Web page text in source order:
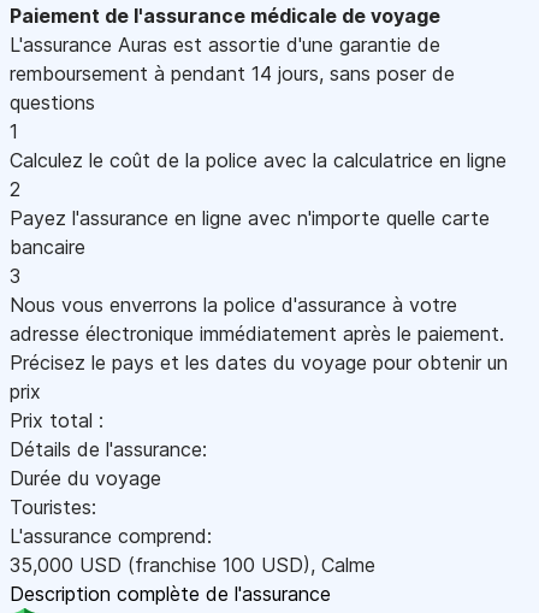
Paiement de l'assurance médicale de voyage
L'assurance Auras est assortie d'une garantie de
remboursement à pendant 14 jours, sans poser de
questions
1
Calculez le coût de la police avec la calculatrice en ligne
2
Payez l'assurance en ligne avec n'importe quelle carte
bancaire
3
Nous vous enverrons la police d'assurance à votre
adresse électronique immédiatement après le paiement.
Précisez le pays et les dates du voyage pour obtenir un
prix
Prix total :
Détails de l'assurance:
Durée du voyage
Touristes:
L'assurance comprend:
35,000 USD (franchise 100 USD), Calme
Description complète de l'assurance